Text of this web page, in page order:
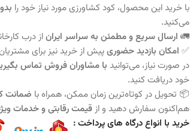
با خرید این محصول، کود کشاورزی مورد نیاز خود را
می‌کنید.
🚛 ارسال سریع و مطمئن به سراسر ایراناز درب
✅ امکان بازدید حضوریپیش از خرید نیز برای
در صورت نیاز، می‌توانید با مشاوران فروش تماس
خود دریافت کنید.
📦 تحویل در کوتاه‌ترین زمان ممکن، همراه با ضمانت
هم‌اکنون سفارش دهید و از قیمت رقابتی و خدمات
خرید با انواع درگاه های پرداخت :